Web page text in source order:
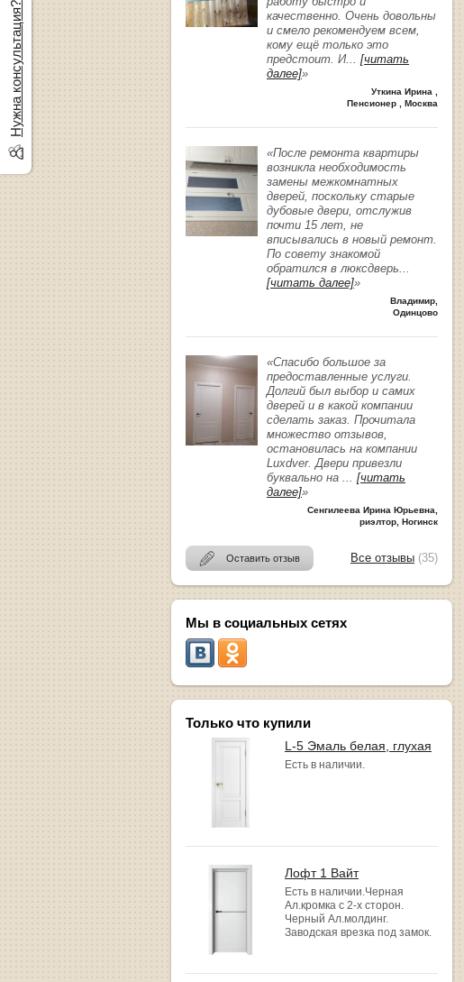
качественно. Очень довольны
и смело рекомендуем всем,
кому ещё только это
предстоит. И... [читать
далее]»
Уткина Ирина ,
Пенсионер , Москва
«После ремонта квартиры
возникла необходимость
замены межкомнатных
дверей, поскольку старые
дубовые двери, отслужив
почти 15 лет, не
вписывались в новый ремонт.
По совету знакомой
обратился в люксдверь...
[читать далее]»
Владимир,
Одинцово
«Спасибо большое за
предоставленные услуги.
Долгий был выбор и самих
дверей и в какой компании
сделать заказ. Прочитала
множество отзывов,
остановилась на компании
Luxdver. Двери привезли
буквально на ... [читать
далее]»
Сенгилеева Ирина Юрьевна,
риэлтор, Ногинск
Оставить отзыв Все отзывы (35)
Мы в социальных сетях
Только что купили
L-5 Эмаль белая, глухая
Есть в наличии.
Лофт 1 Вайт
Есть в наличии.Черная
Ал.кромка с 2-х сторон.
Черный Ал.молдинг.
Заводская врезка под замок.
Нужна консультация?